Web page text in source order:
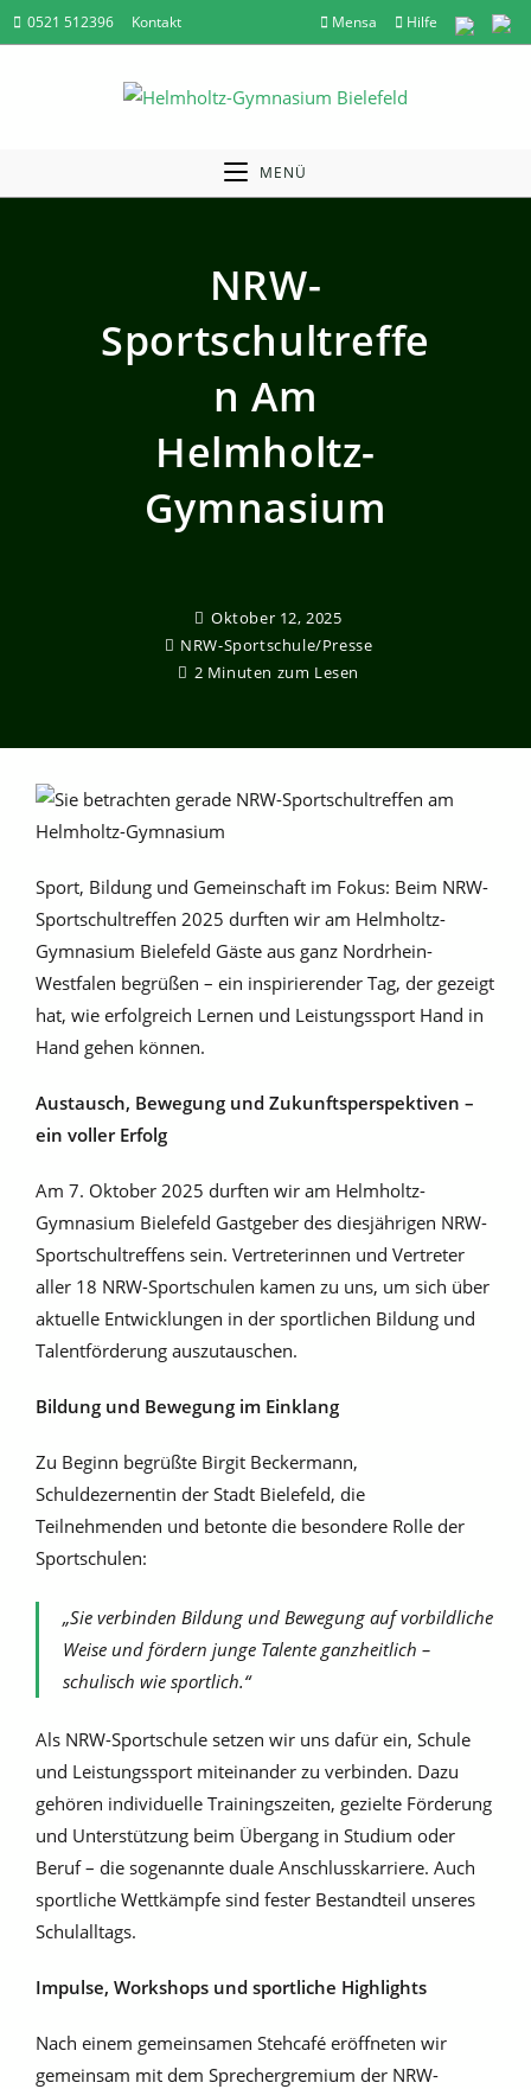
Zum
Inhalt
Mensa Hilfe
0521 512396 Kontakt
MENÜ
NRW-
Sportschultreffe
N Am
Helmholtz-
Gymnasium
Oktober 12, 2025
NRW-Sportschule/Presse
2 Minuten zum Lesen
Sport, Bildung und Gemeinschaft im Fokus: Beim NRW-
Sportschultreffen 2025 durften wir am Helmholtz-
Gymnasium Bielefeld Gäste aus ganz Nordrhein-
Westfalen begrüßen – ein inspirierender Tag, der gezeigt
hat, wie erfolgreich Lernen und Leistungssport Hand in
Hand gehen können.
Austausch, Bewegung und Zukunftsperspektiven –
ein voller Erfolg
Am 7. Oktober 2025 durften wir am Helmholtz-
Gymnasium Bielefeld Gastgeber des diesjährigen NRW-
Sportschultreffens sein. Vertreterinnen und Vertreter
aller 18 NRW-Sportschulen kamen zu uns, um sich über
aktuelle Entwicklungen in der sportlichen Bildung und
Talentförderung auszutauschen.
Bildung und Bewegung im Einklang
Zu Beginn begrüßte Birgit Beckermann,
Schuldezernentin der Stadt Bielefeld, die
Teilnehmenden und betonte die besondere Rolle der
Sportschulen:
„Sie verbinden Bildung und Bewegung auf vorbildliche
Weise und fördern junge Talente ganzheitlich –
schulisch wie sportlich.“
Als NRW-Sportschule setzen wir uns dafür ein, Schule
und Leistungssport miteinander zu verbinden. Dazu
gehören individuelle Trainingszeiten, gezielte Förderung
und Unterstützung beim Übergang in Studium oder
Beruf – die sogenannte duale Anschlusskarriere. Auch
sportliche Wettkämpfe sind fester Bestandteil unseres
Schulalltags.
Impulse, Workshops und sportliche Highlights
Nach einem gemeinsamen Stehcafé eröffneten wir
gemeinsam mit dem Sprechergremium der NRW-